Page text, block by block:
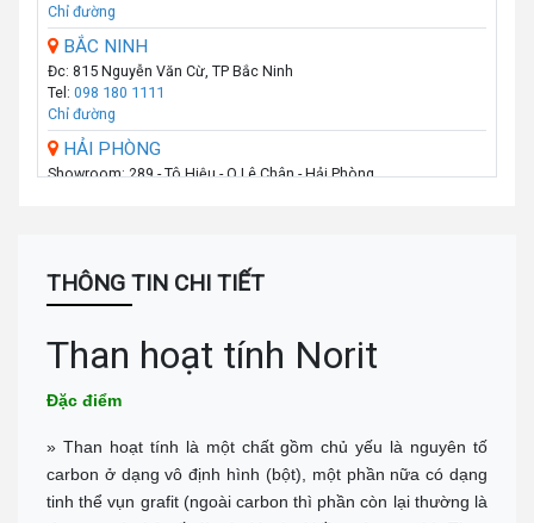
Chỉ đường
BẮC NINH
Đc: 815 Nguyễn Văn Cừ, TP Bắc Ninh
Tel: 098 180 1111
Chỉ đường
HẢI PHÒNG
Showroom: 289 - Tô Hiệu - Q.Lê Chân - Hải Phòng
Số 07 Đại Lộ Lê Lợi (Đối diện công viên Hội An) - P Lam Sơn - TP
Chỉ đường
TP.VINH _NGHỆ AN
Số: 58A Phạm Đình Toái - Phường Hà Huy Tập - TP Vinh
Chỉ đường
ĐÀ NẴNG
Địa chỉ: 276 Hùng Vương, Quận Hải Châu
THÔNG TIN CHI TIẾT
Than hoạt tính Norit
Đặc điểm
» Than hoạt tính là một chất gồm chủ yếu là nguyên tố
carbon ở dạng vô định hình (bột), một phần nữa có dạng
tinh thể vụn grafit (ngoài carbon thì phần còn lại thường là